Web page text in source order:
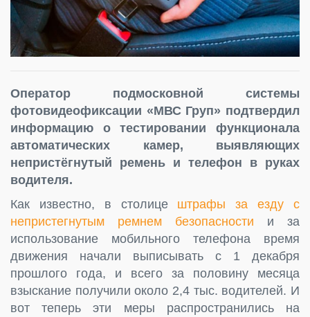
Оператор подмосковной системы
фотовидеофиксации «МВС Груп» подтвердил
информацию о тестировании функционала
автоматических камер, выявляющих
непристёгнутый ремень и телефон в руках
водителя.
Как известно, в столице штрафы за езду с
непристегнутым ремнем безопасности и за
использование мобильного телефона время
движения начали выписывать с 1 декабря
прошлого года, и всего за половину месяца
взыскание получили около 2,4 тыс. водителей. И
вот теперь эти меры распространились на